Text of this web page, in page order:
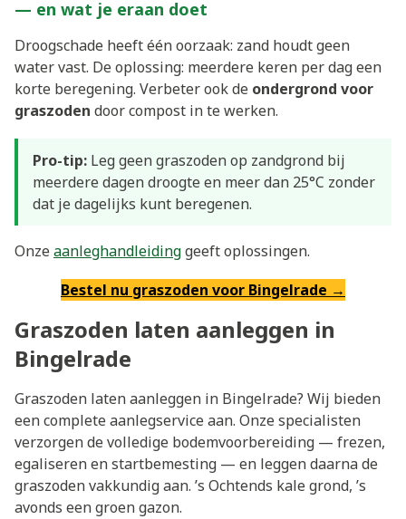
— en wat je eraan doet
Droogschade heeft één oorzaak: zand houdt geen
water vast. De oplossing: meerdere keren per dag een
korte beregening. Verbeter ook de ondergrond voor
graszoden door compost in te werken.
Pro-tip: Leg geen graszoden op zandgrond bij
meerdere dagen droogte en meer dan 25°C zonder
dat je dagelijks kunt beregenen.
Onzeaanleghandleidinggeeft oplossingen.
Bestel nu graszoden voor Bingelrade →
Graszoden laten aanleggen in
Bingelrade
Graszoden laten aanleggen in Bingelrade? Wij bieden
een complete aanlegservice aan. Onze specialisten
verzorgen de volledige bodemvoorbereiding — frezen,
egaliseren en startbemesting — en leggen daarna de
graszoden vakkundig aan. ’s Ochtends kale grond, ’s
avonds een groen gazon.